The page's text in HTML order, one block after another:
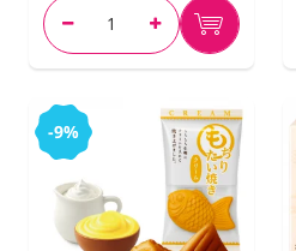
-9%